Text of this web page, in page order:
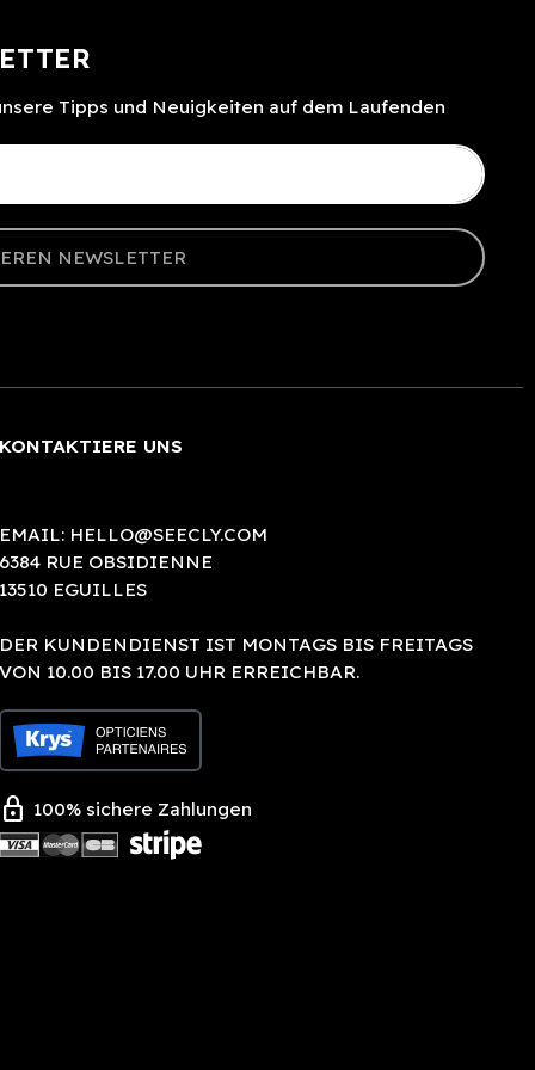
Tipps und Neuigkeiten auf dem Laufenden
NEWSLETTER
KONTAKTIERE UNS
EMAIL: HELLO@SEECLY.COM
6384 RUE OBSIDIENNE
13510 EGUILLES
DER KUNDENDIENST IST MONTAGS BIS FREITAGS
VON 10.00 BIS 17.00 UHR ERREICHBAR.
lock 100% sichere Zahlungen